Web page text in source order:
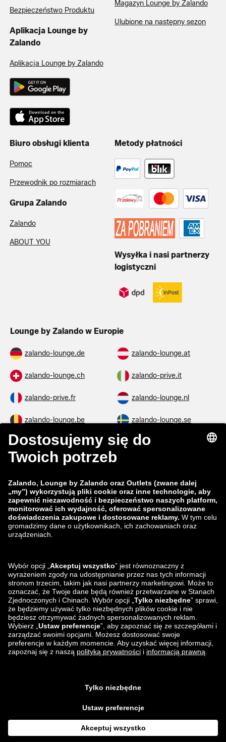
Bezpieczeństwo Produktu
Aplikacja Lounge by
Zalando
Aplikacja Lounge by Zalando
Magazyn Lounge by Zalando
Ulubione na następny sezon
Biuro obsługi klienta
Pomoc
Przewodnik po rozmiarach
Grupa Zalando
Zalando
ABOUT YOU
Metody płatności
Wysyłka i nasi partnerzy
logistyczni
Lounge by Zalando w Europie
zalando-lounge.de zalando-lounge.at
zalando-lounge.ch zalando-prive.it
zalando-prive.fr zalando-lounge.nl
zalando-lounge.be zalando-lounge.se
zalando-lounge.fi zalando-lounge.dk
zalando-lounge.co.uk
zalando-prive.es zalando-lounge.cz
zalando-lounge.lt zalando-lounge.sk
zalando-lounge.ro zalando-lounge.hr
zalando-lounge.lu zalando-lounge.ee
zalando-lounge.lv zalando-lounge.no
Znajdziesz nas
na
sugerowaną ceną detaliczną .